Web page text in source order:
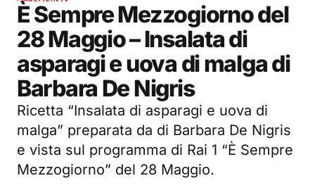
È Sempre Mezzogiorno del
28 Maggio – Insalata di
asparagi e uova di malga di
Barbara De Nigris
Ricetta “Insalata di asparagi e uova di
malga” preparata da di Barbara De Nigris
e vista sul programma di Rai 1 “È Sempre
Mezzogiorno” del 28 Maggio.